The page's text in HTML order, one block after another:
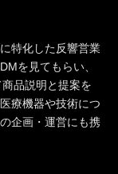
特化した反響営業
を見てもらい、
品説明と提案を
療機器や技術につ
企画・運営にも携